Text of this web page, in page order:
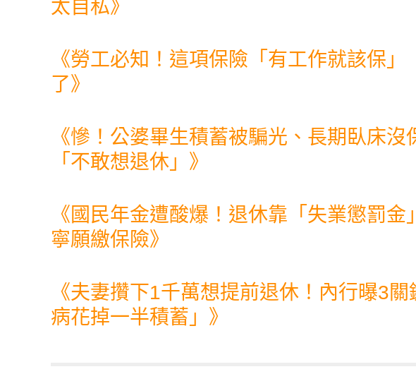
太自私》
《勞工必知！這項保險「有工作就該保
了》
《慘！公婆畢生積蓄被騙光、長期臥床
「不敢想退休」 》
《 國民年金遭酸爆！退休靠「失業懲罰金
寧願繳保險》
《夫妻攢下1千萬想提前退休！內行曝3
病花掉一半積蓄」 》